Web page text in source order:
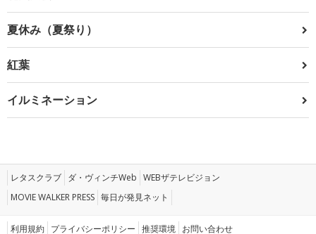
夏休み（夏祭り）
紅葉
イルミネーション
レタスクラブ ダ・ヴィンチWeb WEBザテレビジョン
MOVIE WALKER PRESS 毎日が発見ネット
利用規約 プライバシーポリシー 推奨環境 お問い合わせ